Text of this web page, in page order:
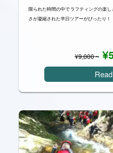
限られた時間の中でラフティングの楽
さが凝縮された半日ツアーがぴったり！
¥9,000~